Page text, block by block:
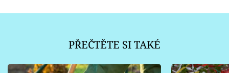
PŘEČTĚTE SI TAKÉ